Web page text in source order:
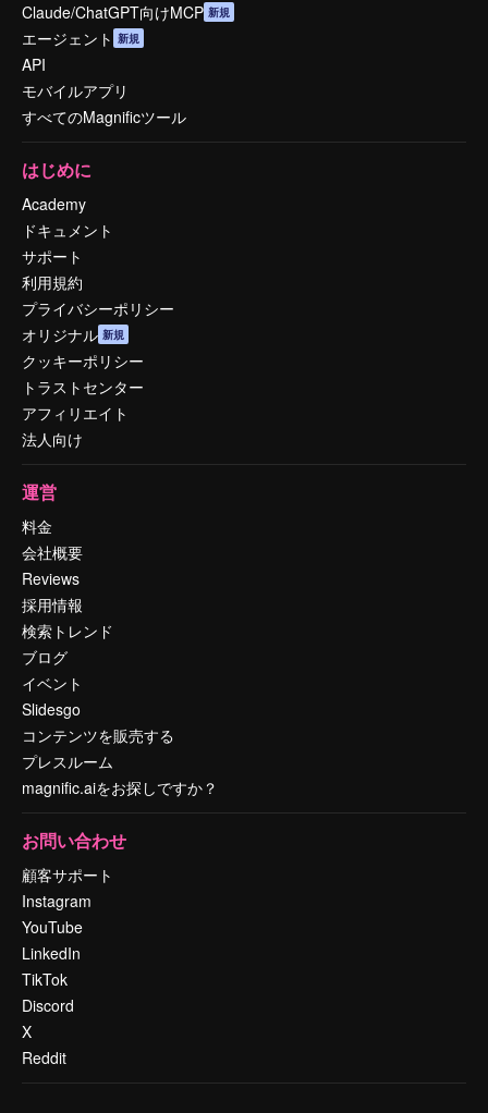
Claude/ChatGPT向けMCP 新規
エージェント 新規
API
モバイルアプリ
すべてのMagnificツール
はじめに
Academy
ドキュメント
サポート
利用規約
プライバシーポリシー
オリジナル 新規
クッキーポリシー
トラストセンター
アフィリエイト
法人向け
運営
料金
会社概要
Reviews
採用情報
検索トレンド
ブログ
イベント
Slidesgo
コンテンツを販売する
プレスルーム
magnific.aiをお探しですか？
お問い合わせ
顧客サポート
Instagram
YouTube
LinkedIn
TikTok
Discord
X
Reddit